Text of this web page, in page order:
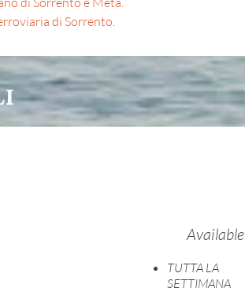
di Sorrento.
TUTTA LA
SETTIMANA
Available